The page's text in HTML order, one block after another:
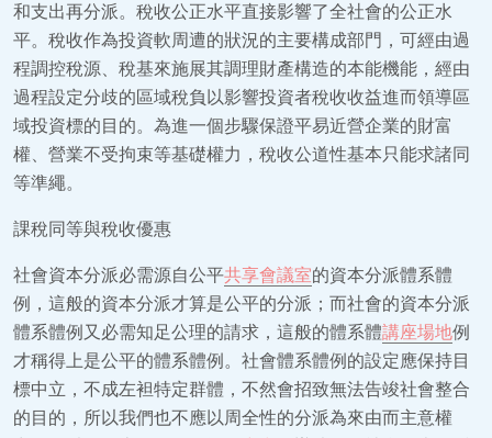
和支出再分派。稅收公正水平直接影響了全社會的公正水
平。稅收作為投資軟周遭的狀況的主要構成部門，可經由過
程調控稅源、稅基來施展其調理財產構造的本能機能，經由
過程設定分歧的區域稅負以影響投資者稅收收益進而領導區
域投資標的目的。為進一個步驟保證平易近營企業的財富
權、營業不受拘束等基礎權力，稅收公道性基本只能求諸同
等準繩。
課稅同等與稅收優惠
社會資本分派必需源自公平共享會議室的資本分派體系體
例，這般的資本分派才算是公平的分派；而社會的資本分派
體系體例又必需知足公理的請求，這般的體系體講座場地例
才稱得上是公平的體系體例。社會體系體例的設定應保持目
標中立，不成左袒特定群體，不然會招致無法告竣社會整合
的目的，所以我們也不應以周全性的分派為來由而主意權